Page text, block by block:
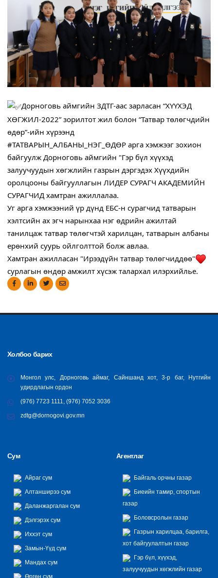
Дорноговь аймгийн ЗДТГ-аас зарласан “ХҮҮХЭД
ХӨГЖИЛ-2022” зорилтот жил болон “Татвар төлөгчдийн
өдөр”-ийн хүрээнд
#ТАТВАРЫН_АЛБАНЫ_НЭГ_ӨДӨР арга хэмжээг зохион
байгуулж Дорноговь аймгийн "Гэр бүл хүүхэд
залуучуудын хөгжлийн газрын дэргэдэх Хүүхдийн
оролцооны байгууллагын ЛИДЕР СУРАГЧ АКАДЕМИЙН
СУРАГЧИД хамтран ажиллалаа.
Уг арга хэмжээний үр дүнд ЕБС-н сурагчид татварын
хэлтсийн ах эгч нарынхаа нэг өдрийн ажилтай
танилцаж татвар төлөгчтэй харилцан, татварын албаны
ерөнхий суурь ойлголттой болж авлаа.
Хамтран ажилласан "Ирээдүйн татвар төлөгчиддөө"
сурлагын өндөр амжилт хүсэж талархал илэрхийлье.
Холбоо барих
Монгол улс, Дорноговь аймаг, Сайншанд хот, 3-р баг, Нутгийн
удирдлагын ордон
(976) 7723 1111, (976) 7052 3036
zdtg@dornogovi.gov.mn
Сум
Айраг сум
Алтанширээ сум
Даланжаргалан сум
Дэлгэрэх сум
Иххэт сум
Замын-Үүд сум
Мандах сум
Өргөн сум
Агентлаг
Байгаль орчны газар
Биеийн тамир, спортын
газар
Боловсролын газар
Газрын харилцаа, барилга,
хот байгуулалтын газар
Гэр бүл, хүүхэд,
залуучуудын хөгжлийн газар